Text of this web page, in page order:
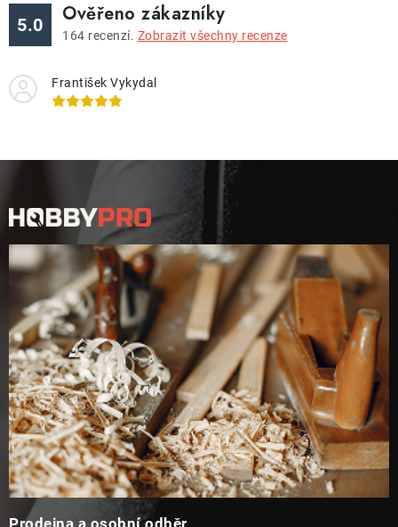
5.0 Ověřeno zákazníky
164 recenzí. Zobrazit všechny recenze
František Vykydal
p
a
Prodejna a osobní odběr